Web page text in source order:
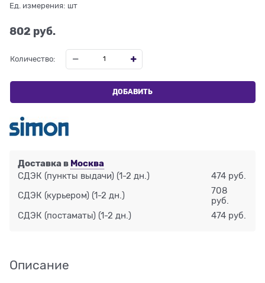
Ед. измерения: шт
802 руб.
Количество:
ДОБАВИТЬ
Доставка в Москва
СДЭК (пункты выдачи) (1-2 дн.) 474 руб.
СДЭК (курьером) (1-2 дн.)
708
руб.
СДЭК (постаматы) (1-2 дн.) 474 руб.
Описание